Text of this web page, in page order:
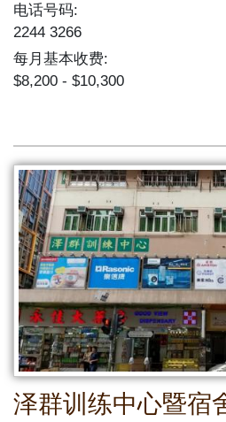
电话号码:
2244 3266
每月基本收费:
$8,200 - $10,300
泽群训练中心暨宿